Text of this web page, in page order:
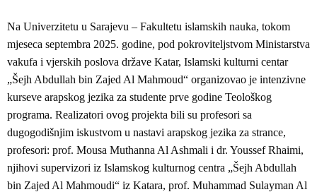
Na Univerzitetu u Sarajevu – Fakultetu islamskih nauka, tokom
mjeseca septembra 2025. godine, pod pokroviteljstvom Ministarstva
vakufa i vjerskih poslova države Katar, Islamski kulturni centar
„Šejh Abdullah bin Zajed Al Mahmoud“ organizovao je intenzivne
kurseve arapskog jezika za studente prve godine Teološkog
programa. Realizatori ovog projekta bili su profesori sa
dugogodišnjim iskustvom u nastavi arapskog jezika za strance,
profesori: prof. Mousa Muthanna Al Ashmali i dr. Youssef Rhaimi,
njihovi supervizori iz Islamskog kulturnog centra „Šejh Abdullah
bin Zajed Al Mahmoudi“ iz Katara, prof. Muhammad Sulayman Al